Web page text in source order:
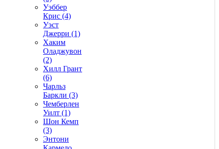
Уэббер
Крис (4)
Уэст
Джерри (1)
Хаким
Оладжувон
(2)
Хилл Грант
(6)
Чарльз
Баркли (3)
Чемберлен
Уилт (1)
Шон Кемп
(3)
Энтони